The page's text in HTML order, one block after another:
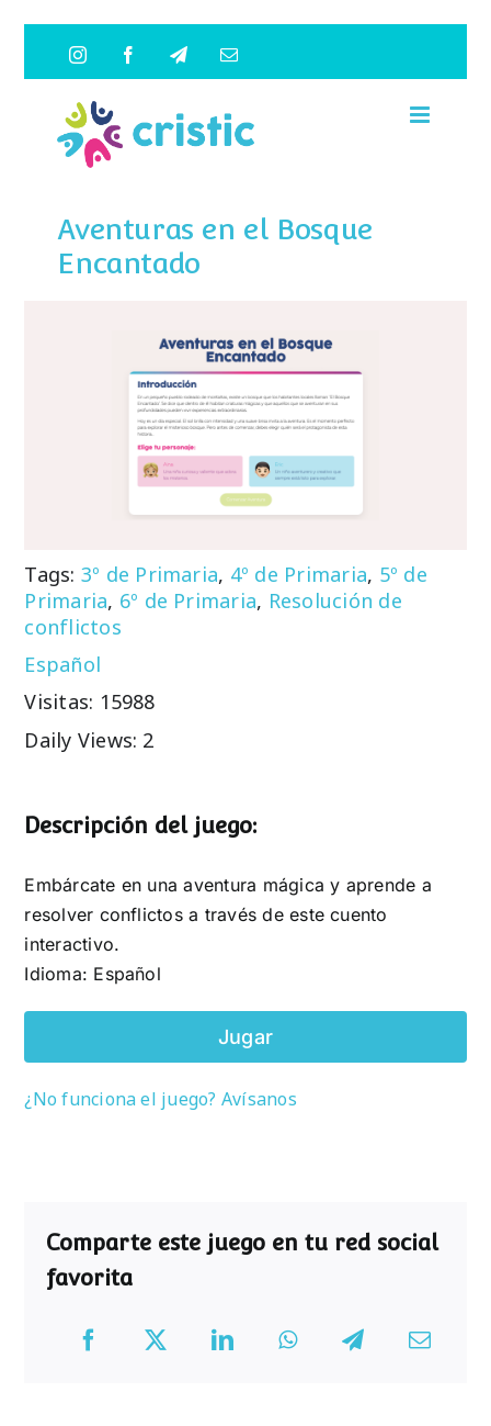
contenido
InstagramFacebookTelegramCorreo
Aventuras en el Bosque
Encantado
Tags: 3º de Primaria, 4º de Primaria, 5º de
Primaria, 6º de Primaria, Resolución de
conflictos
Español
Visitas: 15988
Daily Views: 2
Descripción del juego:
Embárcate en una aventura mágica y aprende a
resolver conflictos a través de este cuento
interactivo.
Idioma: Español
Jugar
¿No funciona el juego? Avísanos
Comparte este juego en tu red social
favorita